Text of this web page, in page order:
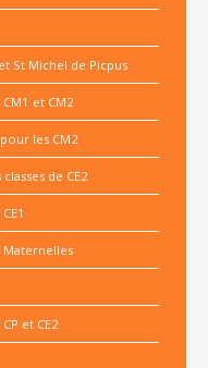
St Michel de Picpus
et CM2
les CM2
de CE2
Maternelles
et CE2